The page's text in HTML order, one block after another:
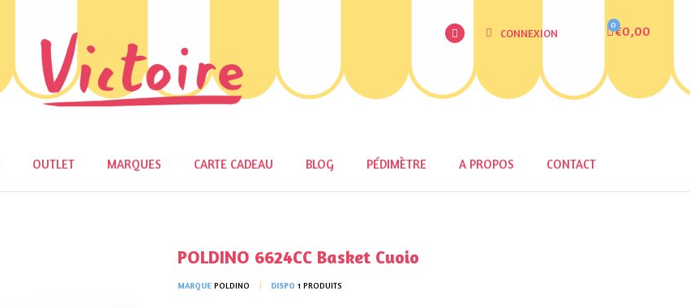
CONNEXION €0,00
OUTLET MARQUES CARTE CADEAU BLOG PÉDIMÈTRE A PROPOS CONTACT
POLDINO 6624CC Basket Cuoio
MARQUE POLDINO DISPO 1 PRODUITS